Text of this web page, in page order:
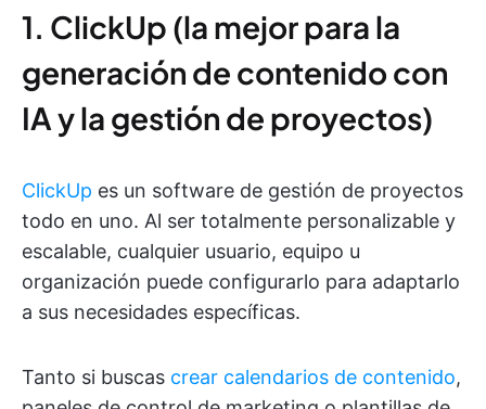
1. ClickUp (la mejor para la
generación de contenido con
IA y la gestión de proyectos)
ClickUp es un software de gestión de proyectos
todo en uno. Al ser totalmente personalizable y
escalable, cualquier usuario, equipo u
organización puede configurarlo para adaptarlo
a sus necesidades específicas.
Tanto si buscas crear calendarios de contenido,